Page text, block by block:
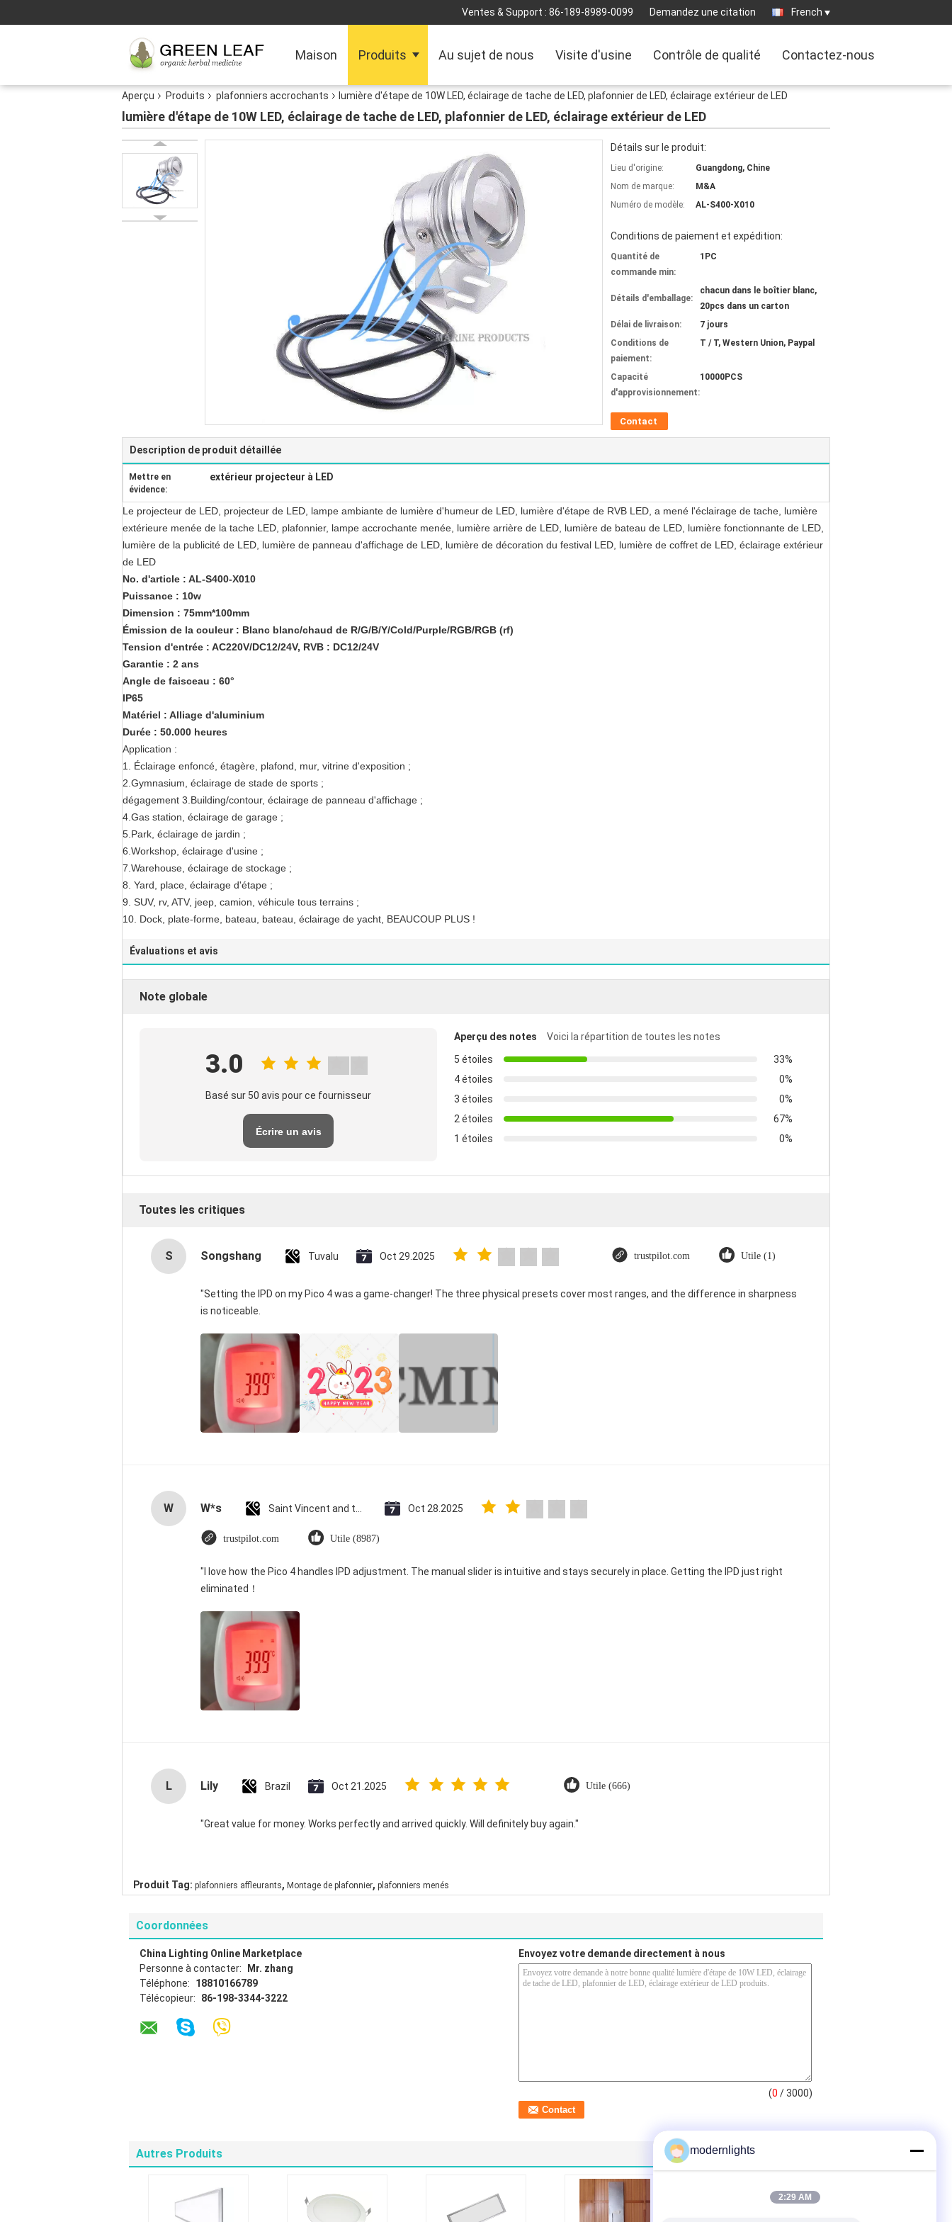
Ventes & Support : 86-189-8989-0099 Demandez une citation French
Maison Produits Au sujet de nous Visite d'usine Contrôle de qualité Contactez-nous
Aperçu Produits plafonniers accrochants lumière d'étape de 10W LED, éclairage de tache de LED, plafonnier de LED, éclairage extérieur de LED
lumière d'étape de 10W LED, éclairage de tache de LED, plafonnier de LED, éclairage extérieur de LED
Détails sur le produit:
Lieu d'origine:
Guangdong, Chine
Nom de marque:
M&A
Numéro de modèle:
AL-S400-X010
Conditions de paiement et expédition:
Quantité de
commande min:
1PC
Détails d'emballage:
chacun dans le boîtier blanc,
20pcs dans un carton
Délai de livraison:
7 jours
Conditions de
paiement:
T / T, Western Union, Paypal
Capacité
d'approvisionnement:
10000PCS
Contact
Description de produit détaillée
Mettre en
évidence:
extérieur projecteur à LED
Le projecteur de LED, projecteur de LED, lampe ambiante de lumière d'humeur de LED, lumière d'étape de RVB LED, a mené l'éclairage de tache, lumière
extérieure menée de la tache LED, plafonnier, lampe accrochante menée, lumière arrière de LED, lumière de bateau de LED, lumière fonctionnante de LED,
lumière de la publicité de LED, lumière de panneau d'affichage de LED, lumière de décoration du festival LED, lumière de coffret de LED, éclairage extérieur
de LED
No. d'article : AL-S400-X010
Puissance : 10w
Dimension : 75mm*100mm
Émission de la couleur : Blanc blanc/chaud de R/G/B/Y/Cold/Purple/RGB/RGB (rf)
Tension d'entrée : AC220V/DC12/24V, RVB : DC12/24V
Garantie : 2 ans
Angle de faisceau : 60°
IP65
Matériel : Alliage d'aluminium
Durée : 50.000 heures
Application :
1. Éclairage enfoncé, étagère, plafond, mur, vitrine d'exposition ;
2.Gymnasium, éclairage de stade de sports ;
dégagement 3.Building/contour, éclairage de panneau d'affichage ;
4.Gas station, éclairage de garage ;
5.Park, éclairage de jardin ;
6.Workshop, éclairage d'usine ;
7.Warehouse, éclairage de stockage ;
8. Yard, place, éclairage d'étape ;
9. SUV, rv, ATV, jeep, camion, véhicule tous terrains ;
10. Dock, plate-forme, bateau, bateau, éclairage de yacht, BEAUCOUP PLUS !
Évaluations et avis
Note globale
3.0
Basé sur 50 avis pour ce fournisseur
Écrire un avis
Aperçu des notes
Voici la répartition de toutes les notes
5 étoiles
33%
4 étoiles
0%
3 étoiles
0%
2 étoiles
67%
1 étoiles
0%
Toutes les critiques
S Songshang Tuvalu Oct 29.2025 trustpilot.com Utile (1)
"Setting the IPD on my Pico 4 was a game-changer! The three physical presets cover most ranges, and the difference in sharpness
is noticeable.
W W*s Oct 28.2025
trustpilot.com Utile (8987)
"I love how the Pico 4 handles IPD adjustment. The manual slider is intuitive and stays securely in place. Getting the IPD just right
eliminated！
L Lily Brazil Oct 21.2025 Utile (666)
"Great value for money. Works perfectly and arrived quickly. Will definitely buy again."
Produit Tag: plafonniers affleurants, Montage de plafonnier, plafonniers menés
Coordonnées
China Lighting Online Marketplace
Personne à contacter:
Mr. zhang
Téléphone:
18810166789
Télécopieur:
86-198-3344-3222
Envoyez votre demande directement à nous
(0 / 3000)
Autres Produits modernlights
2:29 AM